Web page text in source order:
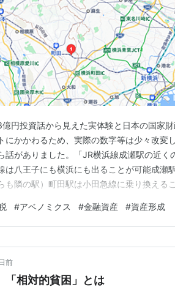
億円投資話から見えた実体験と日本の国家
にかかわるため、実際の数字等は少々改変
話がありました。「JR横浜線成瀬駅の近く
は八王子にも横浜にも出ることが可能成瀬
も隣の駅）町田駅は小田急線に乗り換える
ことが可能。交通の便は非常に便利。更に
、ここに数世帯入れる建物を建て …
#アベノミクス #金融資産 #資産形成
前
「相対的貧困」とは